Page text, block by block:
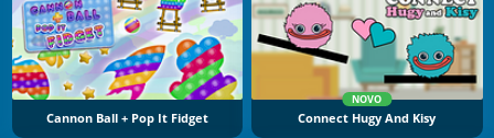
Cannon Ball + Pop It Fidget
NOVO
Connect Hugy And Kisy